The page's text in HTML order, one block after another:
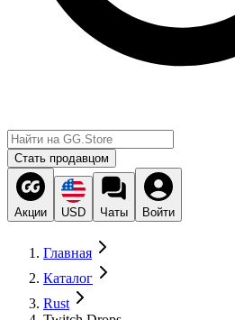
Стать продавцом
Акции USD Чаты Войти
Главная
Каталог
Rust